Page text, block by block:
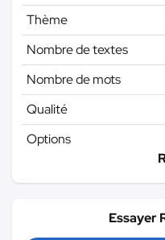
Thème
Nombre de textes
Nombre de mots
Qualité
Options
Essayer